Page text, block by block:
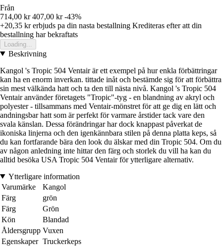
Från
714,00 kr 407,00 kr -43%
+20,35 krerbjuds pa din nasta bestallning Krediteras efter att din
bestallning har bekraftats
Loading...
Beskrivning
Kangol 's Tropic 504 Ventair är ett exempel på hur enkla förbättringar
kan ha en enorm inverkan. tittade inåt och bestämde sig för att förbättra
sin mest välkända hatt och ta den till nästa nivå. Kangol 's Tropic 504
Ventair använder företagets "Tropic"-tyg - en blandning av akryl och
polyester - tillsammans med Ventair-mönstret för att ge dig en lätt och
andningsbar hatt som är perfekt för varmare årstider tack vare den
svala känslan. Dessa förändringar har dock knappast påverkat de
ikoniska linjerna och den igenkännbara stilen på denna platta keps, så
du kan fortfarande bära den look du älskar med din Tropic 504. Om du
av någon anledning inte hittar den färg och storlek du vill ha kan du
alltid besöka USA Tropic 504 Ventair för ytterligare alternativ.
Ytterligare information
Varumärke
Kangol
Färg
grön
Färg
Grön
Kön
Blandad
Åldersgrupp Vuxen
Egenskaper Truckerkeps